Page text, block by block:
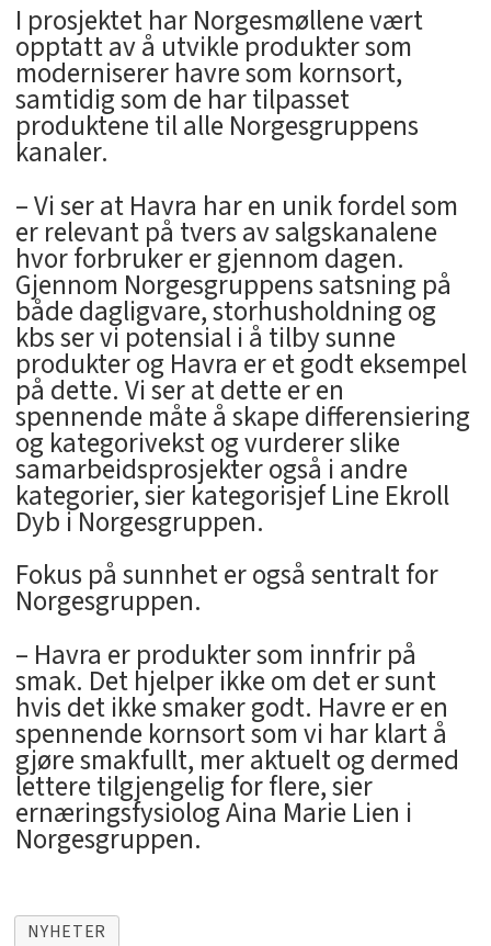
I prosjektet har Norgesmøllene vært
opptatt av å utvikle produkter som
moderniserer havre som kornsort,
samtidig som de har tilpasset
produktene til alle Norgesgruppens
kanaler.
– Vi ser at Havra har en unik fordel som
er relevant på tvers av salgskanalene
hvor forbruker er gjennom dagen.
Gjennom Norgesgruppens satsning på
både dagligvare, storhusholdning og
kbs ser vi potensial i å tilby sunne
produkter og Havra er et godt eksempel
på dette. Vi ser at dette er en
spennende måte å skape differensiering
og kategorivekst og vurderer slike
samarbeidsprosjekter også i andre
kategorier, sier kategorisjef Line Ekroll
Dyb i Norgesgruppen.
Fokus på sunnhet er også sentralt for
Norgesgruppen.
– Havra er produkter som innfrir på
smak. Det hjelper ikke om det er sunt
hvis det ikke smaker godt. Havre er en
spennende kornsort som vi har klart å
gjøre smakfullt, mer aktuelt og dermed
lettere tilgjengelig for flere, sier
ernæringsfysiolog Aina Marie Lien i
Norgesgruppen.
NYHETER